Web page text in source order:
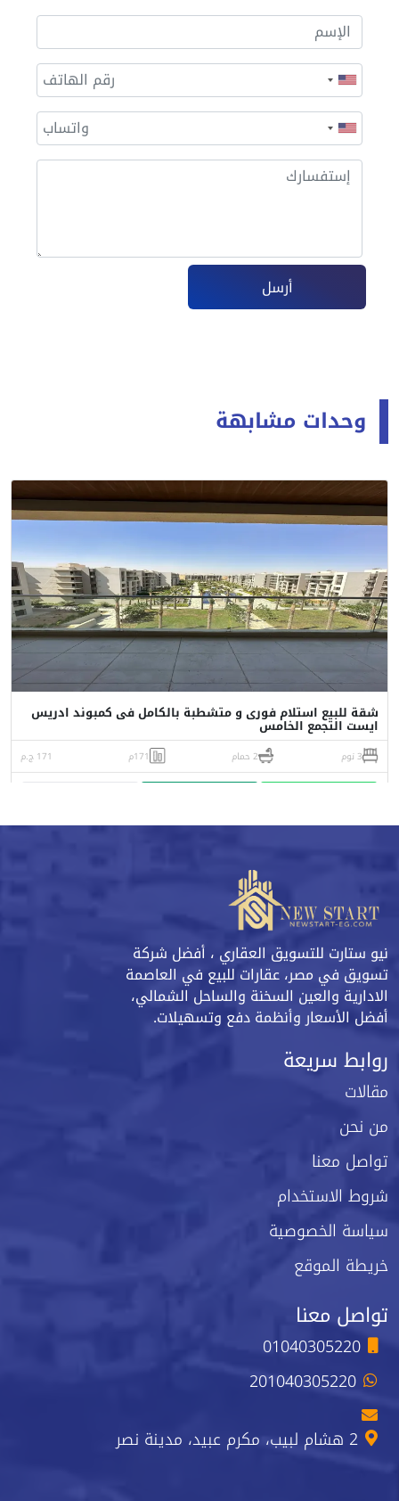
أرسل
وحدات مشابهة
شقة للبيع استلام فورى و متشطبة بالكامل فى كمبوند ادريس
ايست التجمع الخامس
3 نوم 2 حمام 171م 171 ج.م
نيو ستارت للتسويق العقاري ، أفضل شركة
تسويق في مصر، عقارات للبيع في العاصمة
الادارية والعين السخنة والساحل الشمالي،
أفضل الأسعار وأنظمة دفع وتسهيلات.
روابط سريعة
مقالات
من نحن
تواصل معنا
شروط الاستخدام
سياسة الخصوصية
خريطة الموقع
تواصل معنا
01040305220
201040305220
2 هشام لبيب، مكرم عبيد، مدينة نصر